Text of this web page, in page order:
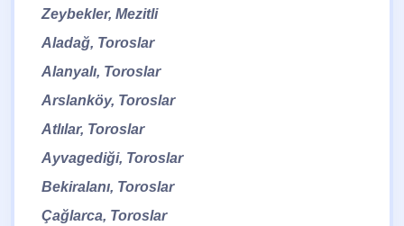
Zeybekler, Mezitli
Aladağ, Toroslar
Alanyalı, Toroslar
Arslanköy, Toroslar
Atlılar, Toroslar
Ayvagediği, Toroslar
Bekiralanı, Toroslar
Çağlarca, Toroslar